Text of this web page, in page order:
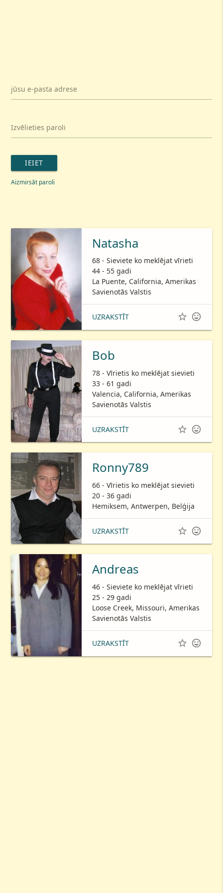
jūsu e-pasta adrese
Izvēlieties paroli
IEIET
Aizmirsāt paroli
Natasha
68 - Sieviete ko meklējat vīrieti
44 - 55 gadi
La Puente, California, Amerikas
Savienotās Valstis
UZRAKSTĪT  
Bob
78 - Vīrietis ko meklējat sievieti
33 - 61 gadi
Valencia, California, Amerikas
Savienotās Valstis
UZRAKSTĪT  
Ronny789
66 - Vīrietis ko meklējat sievieti
20 - 36 gadi
Hemiksem, Antwerpen, Belģija
UZRAKSTĪT  
Andreas
46 - Sieviete ko meklējat vīrieti
25 - 29 gadi
Loose Creek, Missouri, Amerikas
Savienotās Valstis
UZRAKSTĪT  